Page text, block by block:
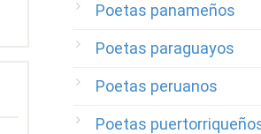
Poetas panameños
Poetas paraguayos
Poetas peruanos
Poetas